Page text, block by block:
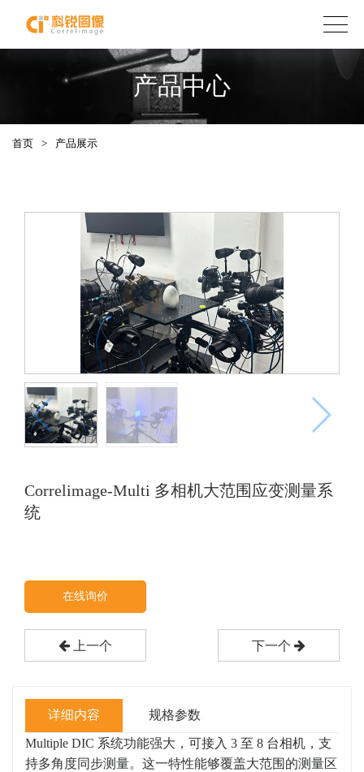
产品中心
首页 > 产品展示
Correlimage-Multi 多相机大范围应变测量系
统
在线询价
上一个 下一个
详细内容 规格参数
Multiple DIC 系统功能强大，可接入 3 至 8 台相机，支
持多角度同步测量。这一特性能够覆盖大范围的测量区